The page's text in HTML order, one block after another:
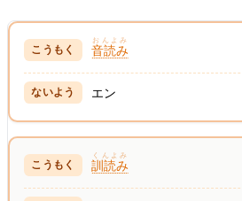
音読み
おんよみ
エン
訓読み
くんよみ